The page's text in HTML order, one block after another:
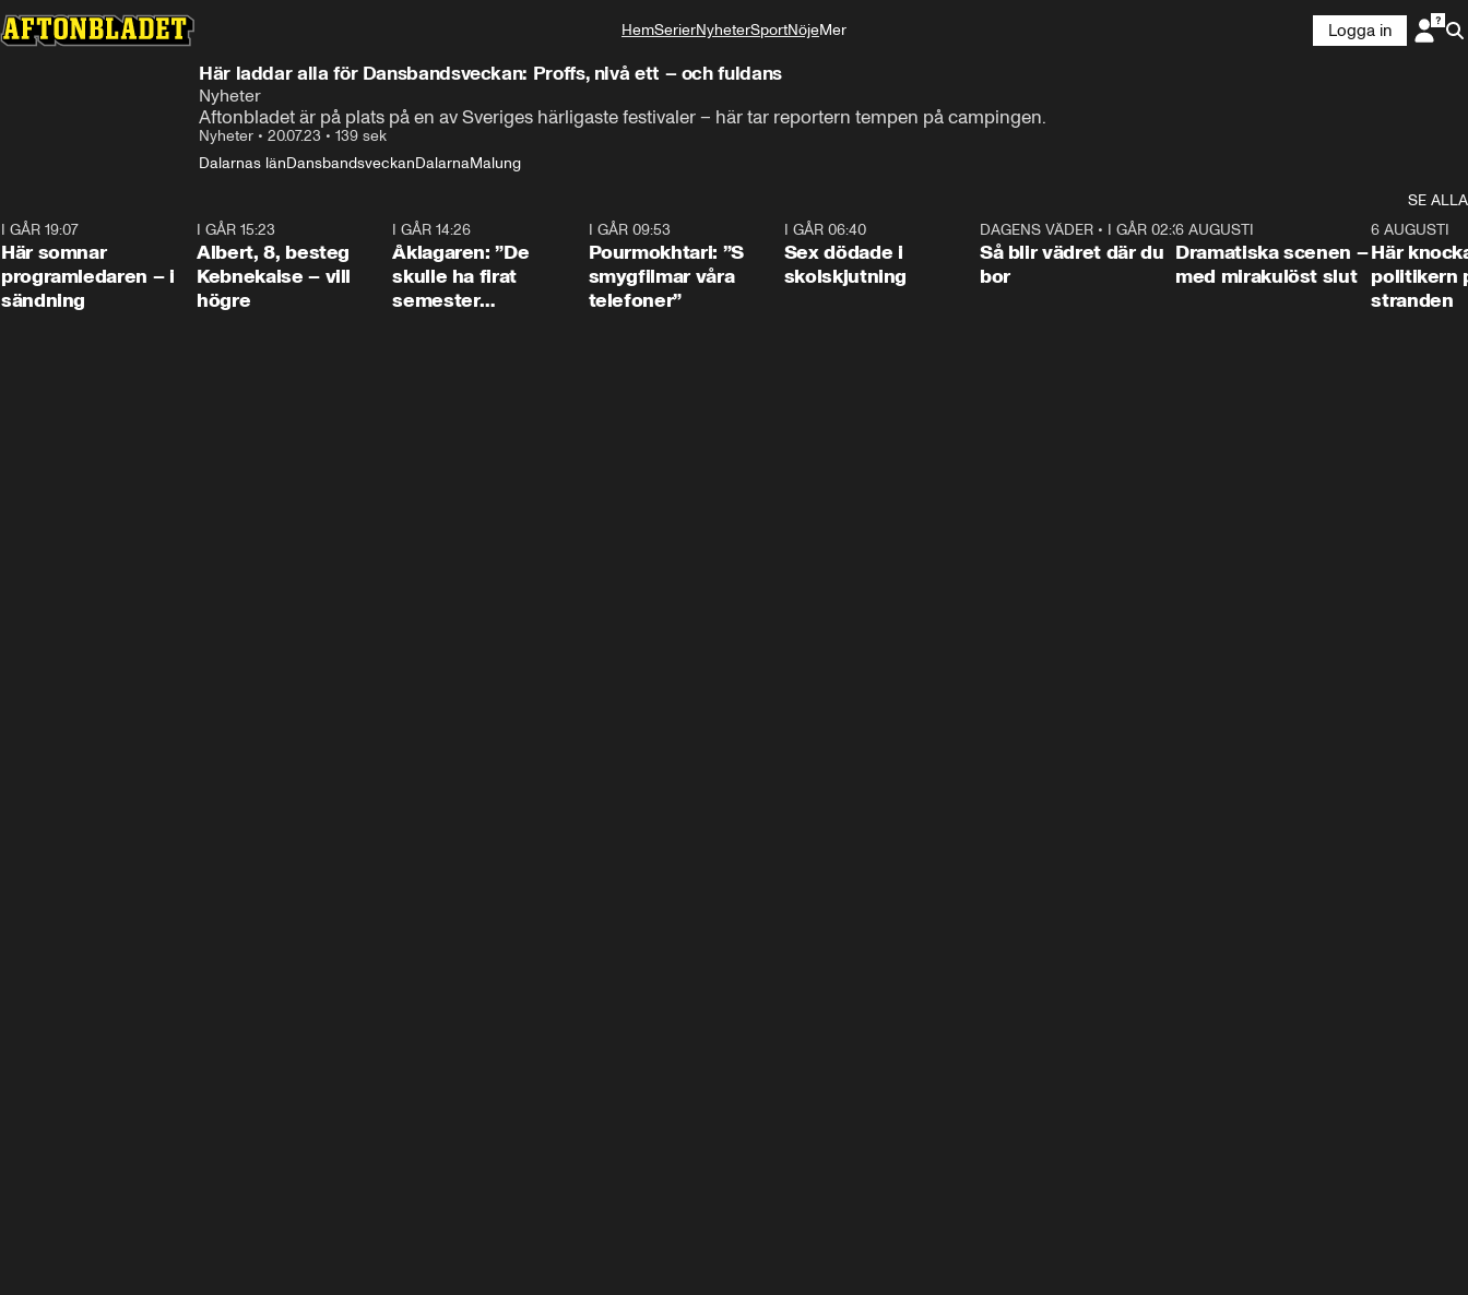
HemSerierNyheterSportNöjeMer
Logga in
Här laddar alla för Dansbandsveckan: Proffs, nivå ett – och fuldans
Nyheter
Aftonbladet är på plats på en av Sveriges härligaste festivaler – här tar reportern tempen på campingen.
Nyheter • 20.07.23 • 139 sek
Dalarnas länDansbandsveckanDalarnaMalung
SE ALLA
I GÅR 19:07
Här somnar
programledaren – i
sändning
I GÅR 15:23
Albert, 8, besteg
Kebnekaise – vill
högre
I GÅR 14:26
Åklagaren: ”De
skulle ha firat
semester
I GÅR 09:53
Pourmokhtari: ”S
smygfilmar våra
telefoner”
I GÅR 06:40
Sex dödade i
skolskjutning
1:06
DAGENS VÄDER• I GÅR 02:30
Så blir vädret där du
bor
0:42
6 AUGUSTI
Dramatiska scenen –
med mirakulöst slut
6 AUGUSTI
Här
politikern
stranden